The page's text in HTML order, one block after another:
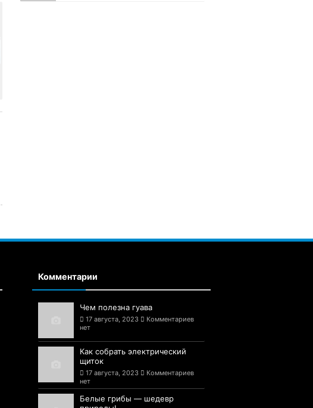
Комментарии
Чем полезна гуава
17 августа, 2023
Комментариев
нет
Как собрать электрический
щиток
17 августа, 2023
Комментариев
нет
Белые грибы — шедевр